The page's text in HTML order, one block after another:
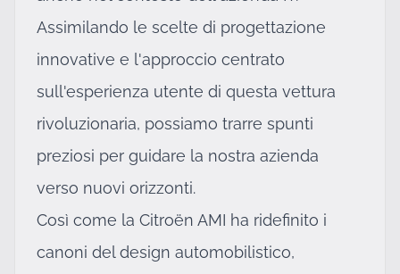
Assimilando le scelte di progettazione
innovative e l'approccio centrato
sull'esperienza utente di questa vettura
rivoluzionaria, possiamo trarre spunti
preziosi per guidare la nostra azienda
verso nuovi orizzonti.
Così come la Citroën AMI ha ridefinito i
canoni del design automobilistico,